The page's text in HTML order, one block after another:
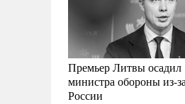
Премьер Литвы осадил
министра обороны из-
России